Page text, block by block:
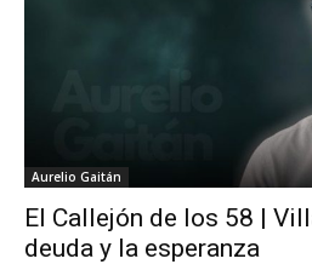
Aurelio Gaitán
El Callejón de los 58 |
deuda y la esperanza